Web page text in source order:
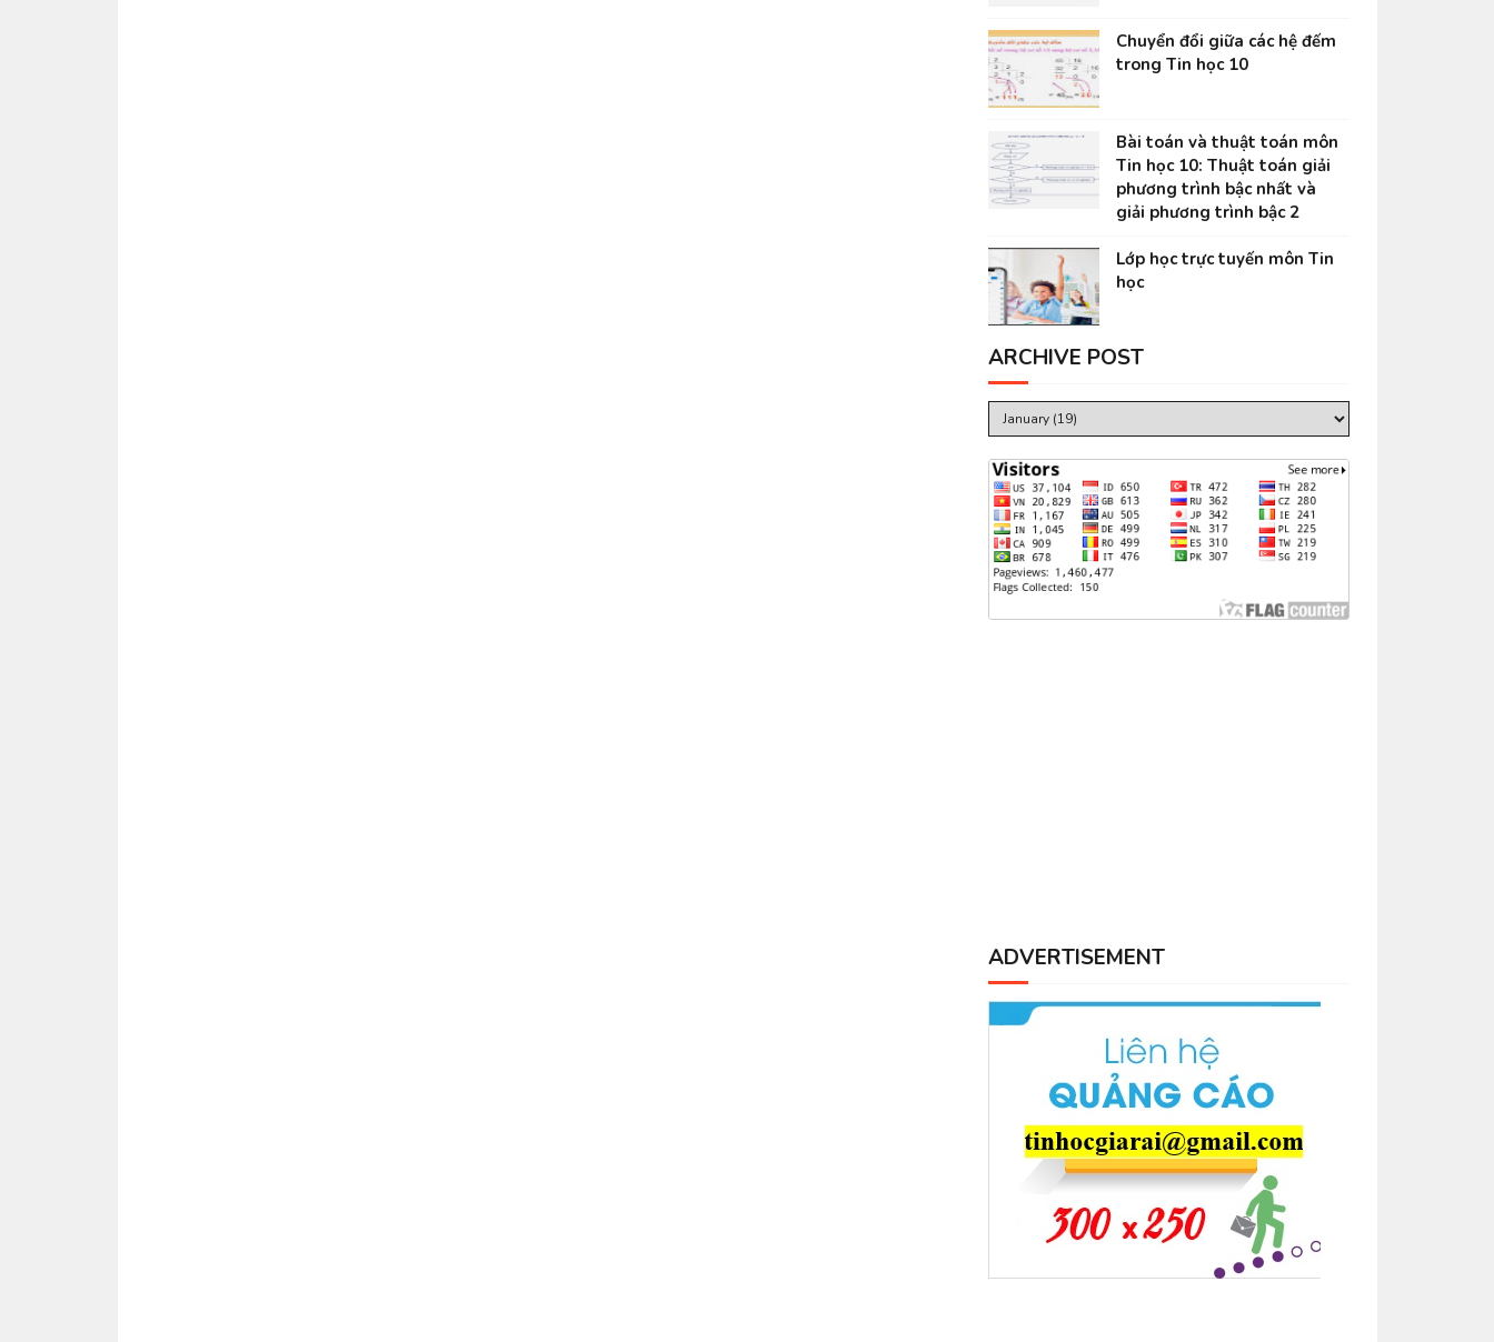
Chuyển đổi giữa các hệ đếm
trong Tin học 10
Bài toán và thuật toán môn
Tin học 10: Thuật toán giải
phương trình bậc nhất và
giải phương trình bậc 2
Lớp học trực tuyến môn Tin
học
ARCHIVE POST
ADVERTISEMENT